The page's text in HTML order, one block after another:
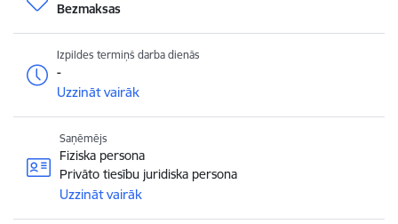
Bezmaksas
Izpildes termiņš darba dienās
-
Uzzināt vairāk
Saņēmējs
Fiziska persona
Privāto tiesību juridiska persona
Uzzināt vairāk